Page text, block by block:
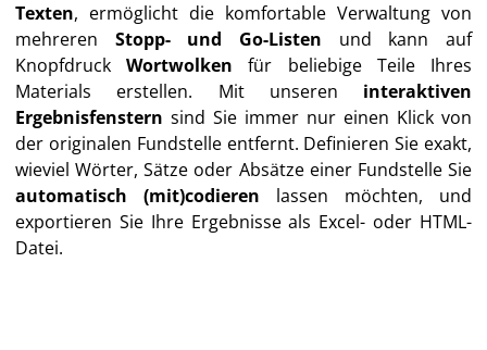
Texten, ermöglicht die komfortable Verwaltung von
mehreren Stopp- und Go-Listen und kann auf
KnopfdruckWortwolken für beliebige Teile Ihres
Materials erstellen. Mit unseren interaktiven
Ergebnisfenstern sind Sie immer nur einen Klick von
der originalen Fundstelle entfernt. Definieren Sie exakt,
wieviel Wörter, Sätze oder Absätze einer Fundstelle Sie
automatisch (mit)codieren lassen möchten, und
exportieren Sie Ihre Ergebnisse als Excel- oder HTML-
Datei.